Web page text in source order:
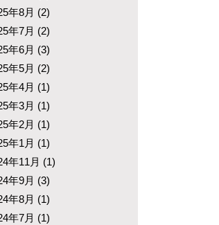
年8月 (2)
年7月 (2)
年6月 (3)
年5月 (2)
年4月 (1)
年3月 (1)
年2月 (1)
年1月 (1)
年11月 (1)
年9月 (3)
年8月 (1)
年7月 (1)